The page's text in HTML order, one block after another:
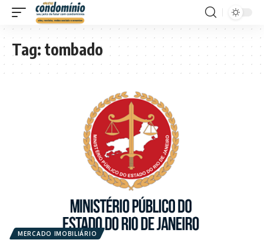
Tag: tombado
MERCADO IMOBILIÁRIO